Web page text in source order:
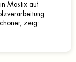
Mastix auf
zeigt